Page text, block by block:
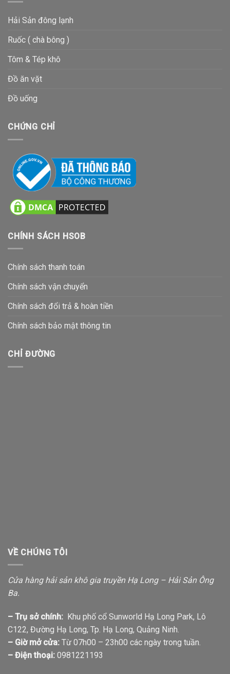
Hải Sản đông lạnh
Ruốc ( chà bông )
Tôm & Tép khô
Đồ ăn vặt
Đồ uống
CHỨNG CHỈ
CHÍNH SÁCH HSOB
Chính sách thanh toán
Chính sách vận chuyển
Chính sách đổi trả & hoàn tiền
Chính sách bảo mật thông tin
CHỈ ĐƯỜNG
VỀ CHÚNG TÔI
Cửa hàng hải sản khô gia truyền Hạ Long – Hải Sản Ông
Ba.
– Trụ sở chính: Khu phố cổ Sunworld Hạ Long Park, Lô
C122, Đường Hạ Long, Tp. Hạ Long, Quảng Ninh.
– Giờ mở cửa: Từ 07h00 – 23h00 các ngày trong tuần.
– Điện thoại: 0981221193